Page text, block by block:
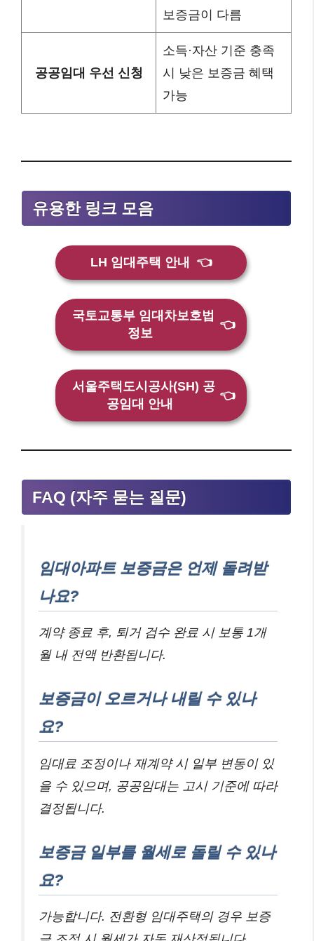
보증금이 다름
공공임대 우선 신청
소득·자산 기준 충족
시 낮은 보증금 혜택
가능
유용한 링크 모음
LH 임대주택 안내 👈
국토교통부 임대차보호법
정보
👈
서울주택도시공사(SH) 공
공임대 안내
👈
FAQ (자주 묻는 질문)
임대아파트 보증금은 언제 돌려받
나요?
계약 종료 후, 퇴거 검수 완료 시 보통 1개
월 내 전액 반환됩니다.
보증금이 오르거나 내릴 수 있나
요?
임대료 조정이나 재계약 시 일부 변동이 있
을 수 있으며, 공공임대는 고시 기준에 따라
결정됩니다.
보증금 일부를 월세로 돌릴 수 있나
요?
가능합니다. 전환형 임대주택의 경우 보증